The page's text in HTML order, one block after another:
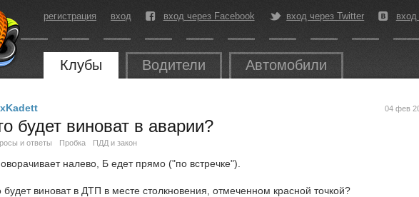
регистрация вход вход через Facebook вход через Twitter вход
Клубы Водители Автомобили
04 фев
будет виноват в аварии?
и ответы Пробка ПДД и закон
налево, Б едет прямо ("по встречке").
будет виноват в ДТП в месте столкновения, отмеченном красной точкой?